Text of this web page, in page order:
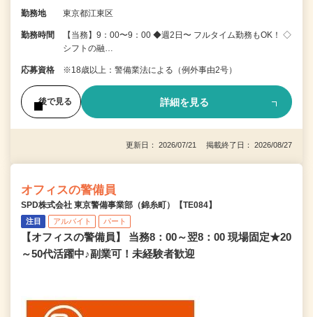
勤務地 東京都江東区
勤務時間
【当務】9：00〜9：00 ◆週2日〜 フルタイム勤務もOK！ ◇
シフトの融…
応募資格 ※18歳以上：警備業法による（例外事由2号）
後で見る 詳細を見る
更新日： 2026/07/21 掲載終了日： 2026/08/27
オフィスの警備員
SPD株式会社 東京警備事業部（錦糸町）【TE084】
注目 アルバイト パート
【オフィスの警備員】 当務8：00～翌8：00 現場固定★20
～50代活躍中♪副業可！未経験者歓迎